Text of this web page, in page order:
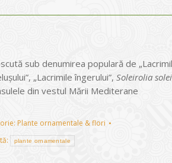
sub denumirea populară de
„Lacrimile îngerului”, Soleirolia
din vestul Mării Mediterane
Plante ornamentale & flori
plante ornamentale